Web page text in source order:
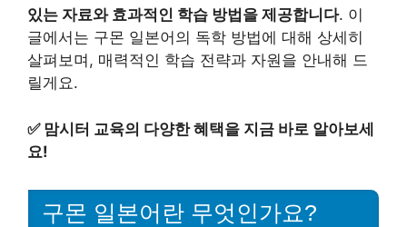
있는 자료와 효과적인 학습 방법을 제공합니다. 이
글에서는 구몬 일본어의 독학 방법에 대해 상세히
살펴보며, 매력적인 학습 전략과 자원을 안내해 드
릴게요.
✅ 맘시터 교육의 다양한 혜택을 지금 바로 알아보세
요!
구몬 일본어란 무엇인가요?